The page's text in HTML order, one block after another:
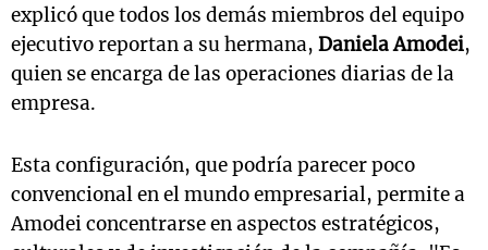
explicó que todos los demás miembros del equipo
ejecutivo reportan a su hermana, Daniela Amodei,
quien se encarga de las operaciones diarias de la
empresa.
Esta configuración, que podría parecer poco
convencional en el mundo empresarial, permite a
Amodei concentrarse en aspectos estratégicos,